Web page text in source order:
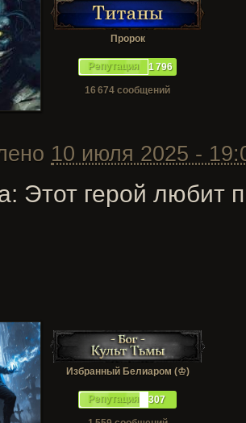
Пророк
Репутация 1 796
16 674 сообщений
10 июля 2025 -
Этот герой любит
Избранный Белиаром (♔)
Репутация 307